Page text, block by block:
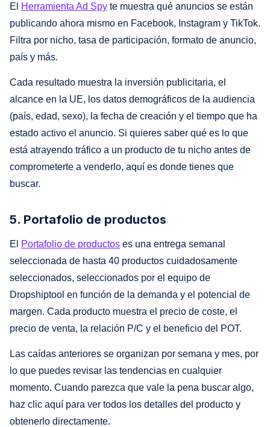
El Herramienta Ad Spy te muestra qué anuncios se están
publicando ahora mismo en Facebook, Instagram y TikTok.
Filtra por nicho, tasa de participación, formato de anuncio,
país y más.
Cada resultado muestra la inversión publicitaria, el
alcance en la UE, los datos demográficos de la audiencia
(país, edad, sexo), la fecha de creación y el tiempo que ha
estado activo el anuncio. Si quieres saber qué es lo que
está atrayendo tráfico a un producto de tu nicho antes de
comprometerte a venderlo, aquí es donde tienes que
buscar.
5. Portafolio de productos
El Portafolio de productos es una entrega semanal
seleccionada de hasta 40 productos cuidadosamente
seleccionados, seleccionados por el equipo de
Dropshiptool en función de la demanda y el potencial de
margen. Cada producto muestra el precio de coste, el
precio de venta, la relación P/C y el beneficio del POT.
Las caídas anteriores se organizan por semana y mes, por
lo que puedes revisar las tendencias en cualquier
momento. Cuando parezca que vale la pena buscar algo,
haz clic aquí para ver todos los detalles del producto y
obtenerlo directamente.